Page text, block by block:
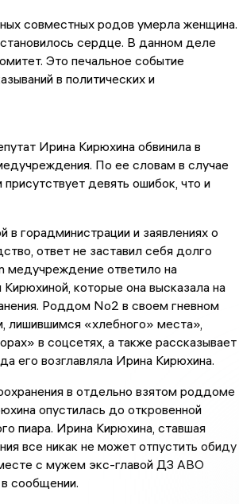
совместных родов умерла женщина.
сердце. В данном деле
Это печальное событие
в политических и
Ирина Кирюхина обвинила в
По ее словам в случае
девять ошибок, что и
горадминистрации и заявлениях о
ответ не заставил себя долго
медучреждение ответило на
которые она высказала на
Роддом No2 в своем гневном
лишившимся «хлебного» места»,
в соцсетях, а также рассказывает
его возглавляла Ирина Кирюхина.
в отдельно взятом роддоме
опустилась до откровенной
пиара. Ирина Кирюхина, ставшая
все никак не может отпустить обиду
с мужем экс-главой ДЗ АВО
сообщении.